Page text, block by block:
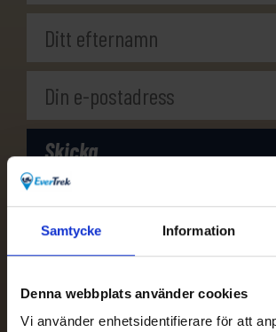
Samtycke Information
Denna webbplats använder cookies
Vi använder enhetsidentifierare för att